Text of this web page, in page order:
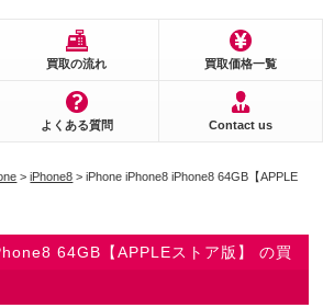
買取の流れ 買取価格一覧
よくある質問 Contact us
>iPhone8 > iPhone iPhone8 iPhone8 64GB【APPLE
64GB【APPLEストア版】 の買